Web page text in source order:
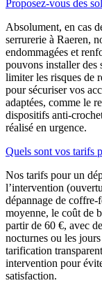
Proposez-vous des
Absolument, en cas
serrurerie à Raeren,
endommagées et
pouvons installer des
limiter les risques de
pour sécuriser vos
adaptées, comme le
dispositifs anti-
réalisé en urgence.
Quels sont vos tarifs
Nos tarifs pour un
l’intervention
dépannage de
moyenne, le coût de
partir de 60 €, avec
nocturnes ou les
tarification
intervention pour
satisfaction.